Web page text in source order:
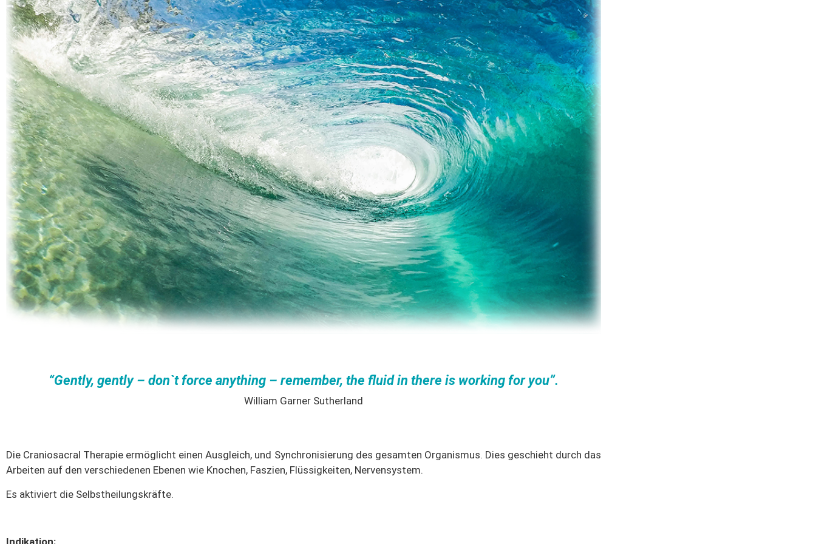
“Gently, gently – don`t force anything – remember, the fluid in there is working for you”.
William Garner Sutherland
Die Craniosacral Therapie ermöglicht einen Ausgleich, und Synchronisierung des gesamten Organismus. Dies geschieht durch das
Arbeiten auf den verschiedenen Ebenen wie Knochen, Faszien, Flüssigkeiten, Nervensystem.
Es aktiviert die Selbstheilungskräfte.